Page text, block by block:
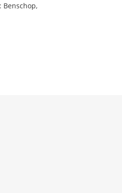
Benschop,